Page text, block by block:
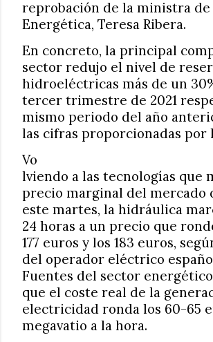
reprobación de la ministra
Energética, Teresa Ribera.
En concreto, la principal
sector redujo el nivel de
hidroeléctricas más de un
tercer trimestre de 2021
mismo periodo del año
las cifras proporcionadas por
Vo
lviendo a las tecnologías que
precio marginal del mercado
este martes, la hidráulica
24 horas a un precio que
177 euros y los 183 euros,
del operador eléctrico
Fuentes del sector
que el coste real de la
electricidad ronda los 60-65
megavatio a la hora.